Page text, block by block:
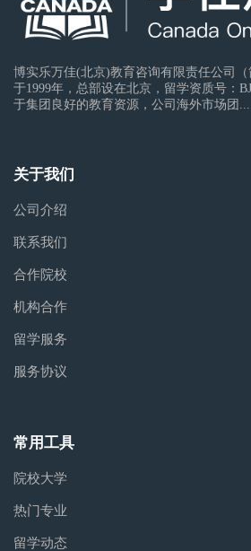
博实乐万佳(北京)教育咨询有限责任公司（
于1999年，总部设在北京，留学资质号：
于集团良好的教育资源，公司海外市场团...
关于我们
公司介绍
联系我们
合作院校
机构合作
留学服务
服务协议
常用工具
院校大学
热门专业
留学动态